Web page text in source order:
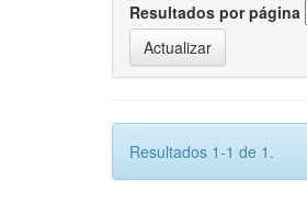
Resultados por página
Resultados 1-1 de 1.